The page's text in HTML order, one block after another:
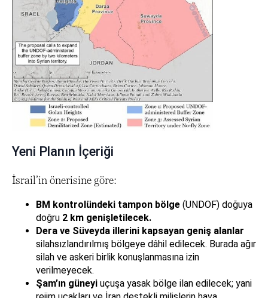
Yeni Planın İçeriği
İsrail’in önerisine göre:
BM kontrolündeki tampon bölge (UNDOF) doğuya
doğru 2 km genişletilecek.
Dera ve Süveyda illerini kapsayan geniş alanlar
silahsızlandırılmış bölgeye dâhil edilecek. Burada ağır
silah ve askeri birlik konuşlanmasına izin
verilmeyecek.
Şam’ın güneyi uçuşa yasak bölge ilan edilecek; yani